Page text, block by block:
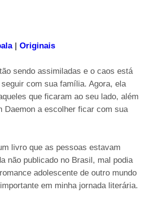
| Originais
sendo assimiladas e o caos está
com sua família. Agora, ela
que ficaram ao seu lado, além
Daemon a escolher ficar com sua
livro que as pessoas estavam
não publicado no Brasil, mal podia
adolescente de outro mundo
em minha jornada literária.